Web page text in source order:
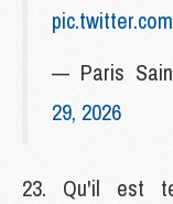
— Paris
29, 2026
23. Qu'il est